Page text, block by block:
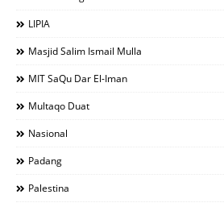
LIPIA
Masjid Salim Ismail Mulla
MIT SaQu Dar El-Iman
Multaqo Duat
Nasional
Padang
Palestina